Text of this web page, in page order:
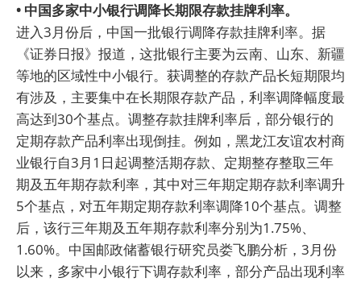
• 中国多家中小银行调降长期限存款挂牌利率。
进入3月份后，中国一批银行调降存款挂牌利率。据
《证券日报》报道，这批银行主要为云南、山东、新疆
等地的区域性中小银行。获调整的存款产品长短期限均
有涉及，主要集中在长期限存款产品，利率调降幅度最
高达到30个基点。调整存款挂牌利率后，部分银行的
定期存款产品利率出现倒挂。例如，黑龙江友谊农村商
业银行自3月1日起调整活期存款、定期整存整取三年
期及五年期存款利率，其中对三年期定期存款利率调升
5个基点，对五年期定期存款利率调降10个基点。调整
后，该行三年期及五年期存款利率分别为1.75%、
1.60%。中国邮政储蓄银行研究员娄飞鹏分析，3月份
以来，多家中小银行下调存款利率，部分产品出现利率